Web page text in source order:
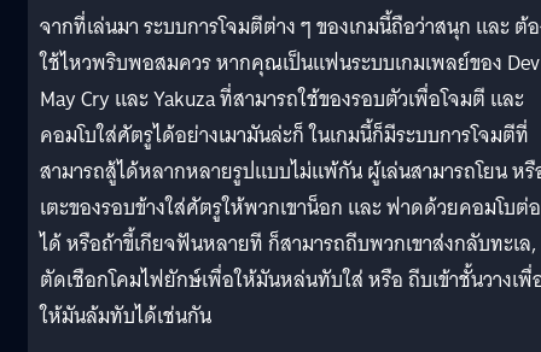
จากที่เล่นมา ระบบการโจมตีต่าง ๆ ของเกมนี้ถือว่าสนุก และ ต้
ใช้ไหวพริบพอสมควร หากคุณเป็นแฟนระบบเกมเพลย์ของ
May Cry และ Yakuza ที่สามารถใช้ของรอบตัวเพื่อโจมตี และ
คอมโบใส่ศัตรูได้อย่างเมามันล่ะก็ ในเกมนี้ก็มีระบบการโจมตีที่
สามารถสู้ได้หลากหลายรูปแบบไม่แพ้กัน ผู้เล่นสามารถโยน ห
เตะของรอบข้างใส่ศัตรูให้พวกเขาน็อก และ ฟาดด้วยคอมโบต่อ
ได้ หรือถ้าขี้เกียจฟันหลายที ก็สามารถถีบพวกเขาส่งกลับทะเล,
ตัดเชือกโคมไฟยักษ์เพื่อให้มันหล่นทับใส่ หรือ ถีบเข้าชั้นวางเพื่
ให้มันล้มทับได้เช่นกัน